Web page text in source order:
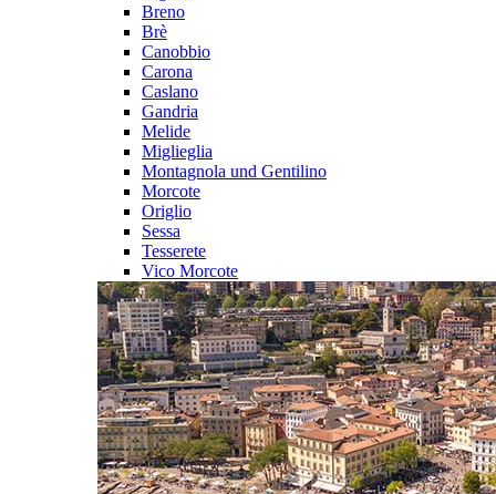
Breno
Brè
Canobbio
Carona
Caslano
Gandria
Melide
Miglieglia
Montagnola und Gentilino
Morcote
Origlio
Sessa
Tesserete
Vico Morcote